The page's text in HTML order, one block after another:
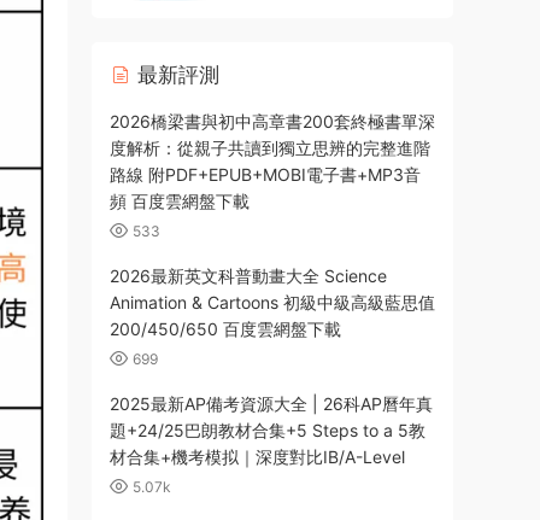
最新評測
2026橋梁書與初中高章書200套終極書單深
度解析：從親子共讀到獨立思辨的完整進階
路線 附PDF+EPUB+MOBI電子書+MP3音
頻 百度雲網盤下載
533
2026最新英文科普動畫大全 Science
Animation & Cartoons 初級中級高級藍思值
200/450/650 百度雲網盤下載
699
2025最新AP備考資源大全 | 26科AP曆年真
題+24/25巴朗教材合集+5 Steps to a 5教
材合集+機考模拟｜深度對比IB/A-Level
5.07k